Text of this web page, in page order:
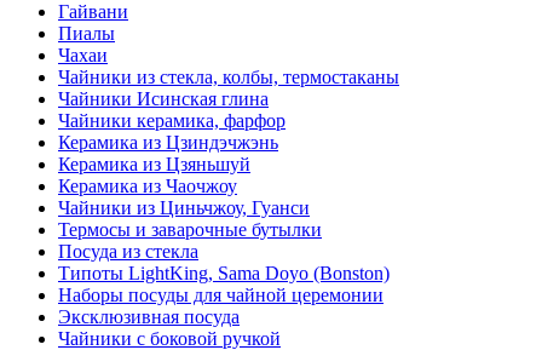
Гайвани
Пиалы
Чахаи
Чайники из стекла, колбы, термостаканы
Чайники Исинская глина
Чайники керамика, фарфор
Керамика из Цзиндэчжэнь
Керамика из Цзяньшуй
Керамика из Чаочжоу
Чайники из Циньчжоу, Гуанси
Термосы и заварочные бутылки
Посуда из стекла
Типоты LightKing, Sama Doyo (Bonston)
Наборы посуды для чайной церемонии
Эксклюзивная посуда
Чайники с боковой ручкой